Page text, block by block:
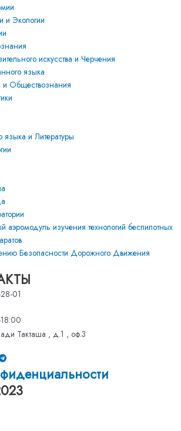
и Экологии
искусства и Черчения
языка
и Обществознания
языка и Литературы
аэромодуль изучения технологий беспилотных
Безопасности Дорожного Движения
01
Такташа , д.1 , оф.3